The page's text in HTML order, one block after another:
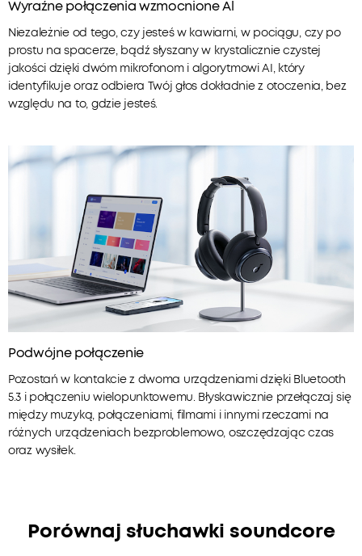
Wyraźne połączenia wzmocnione Al
Niezależnie od tego, czy jesteś w kawiarni, w pociągu, czy po
prostu na spacerze, bądź słyszany w krystalicznie czystej
jakości dzięki dwóm mikrofonom i algorytmowi AI, który
identyfikuje oraz odbiera Twój głos dokładnie z otoczenia, bez
względu na to, gdzie jesteś.
Podwójne połączenie
Pozostań w kontakcie z dwoma urządzeniami dzięki Bluetooth
5.3 i połączeniu wielopunktowemu. Błyskawicznie przełączaj się
między muzyką, połączeniami, filmami i innymi rzeczami na
różnych urządzeniach bezproblemowo, oszczędzając czas
oraz wysiłek.
Porównaj słuchawki soundcore